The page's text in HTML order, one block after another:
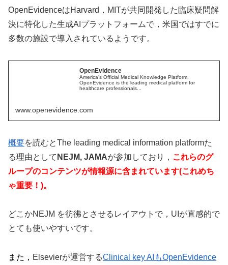
OpenEvidenceはHarvard，MITが共同開発した臨床疑問解
決に特化した生成AIプラットフォームで，米国ではすでに
多数の施設で導入されているようです。
OpenEvidence
America's Official Medical Knowledge Platform.
OpenEvidence is the leading medical platform for
healthcare professionals...
www.openevidence.com
概要を読むとThe leading medical information platformた
る理由として NEJM, JAMAが参加しており， これらのグ
ループのコンテンツが情報源に含まれています(これめち
ゃ重要！)。
どこかNEJM を彷彿とさせるレイアウトで，UIが直感的で
とても使いやすいです。
また， Elsevierが運営するClinical key AIもOpenEvidence